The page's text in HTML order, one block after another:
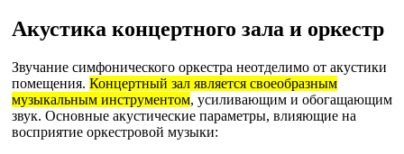
Акустика концертного зала и оркестр
Звучание симфонического оркестра неотделимо от акустики
помещения. Концертный зал является своеобразным
музыкальным инструментом, усиливающим и обогащающим
звук. Основные акустические параметры, влияющие на
восприятие оркестровой музыки: